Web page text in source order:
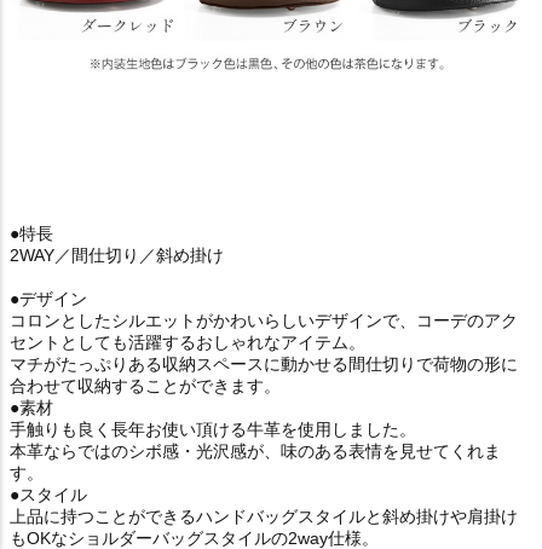
●特長
2WAY／間仕切り／斜め掛け
●デザイン
コロンとしたシルエットがかわいらしいデザインで、コーデのアク
セントとしても活躍するおしゃれなアイテム。
マチがたっぷりある収納スペースに動かせる間仕切りで荷物の形に
合わせて収納することができます。
●素材
手触りも良く長年お使い頂ける牛革を使用しました。
本革ならではのシボ感・光沢感が、味のある表情を見せてくれま
す。
●スタイル
上品に持つことができるハンドバッグスタイルと斜め掛けや肩掛け
もOKなショルダーバッグスタイルの2way仕様。